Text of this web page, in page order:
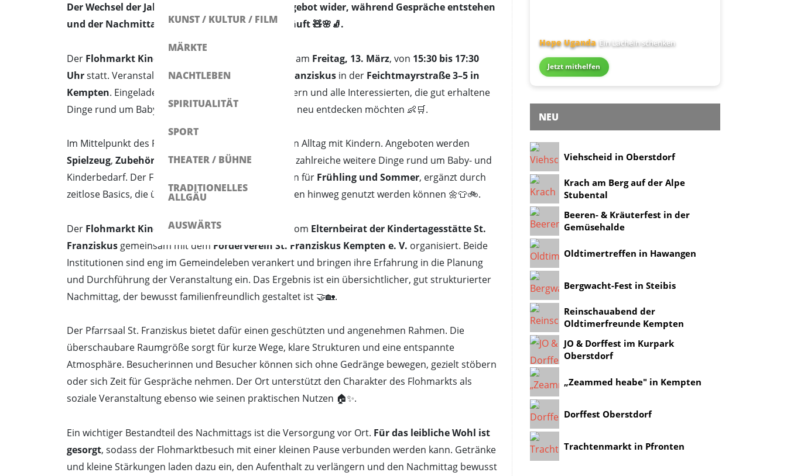
KUNST / KULTUR / FILM
MÄRKTE
NACHTLEBEN
SPIRITUALITÄT
SPORT
THEATER / BÜHNE
TRADITIONELLES
ALLGÄU
AUSWÄRTS
Der Wechsel der Jahreszeiten spiegelt sich im Angebot wider, während Gespräche entstehen
und der Nachmittag bewusst entschleunigt verläuft 🧸🌸🧦.
Der Flohmarkt Kinder Babys und Kempten findet am Freitag, 13. März, von 15:30 bis 17:30
Uhrstatt. Veranstaltungsort ist derPfarrsaal St. Franziskus in der Feichtmayrstraße 3–5 in
Kempten. Eingeladen sind Familien, Eltern, Großeltern und alle Interessierten, die gut erhaltene
Dinge rund um Babys und Kinder weitergeben oder neu entdecken möchten 👶🛒.
Im Mittelpunkt des Flohmarkts stehen Artikel für den Alltag mit Kindern. Angeboten werden
Spielzeug, Zubehör Kleidung bis Größe 164
sowie zahlreiche weitere Dinge rund um Baby- und
Kinderbedarf. Der Fokus liegt auf saisonalen Stücken für Frühling und Sommer, ergänzt durch
zeitlose Basics, die über mehrere Entwicklungsphasen hinweg genutzt werden können 🌼👕🚲.
Der Flohmarkt Kinder Babys und Kempten wird vom Elternbeirat der Kindertagesstätte St.
Franziskus gemeinsam mit dem Förderverein St. Franziskus Kempten e. V. organisiert. Beide
Institutionen sind eng im Gemeindeleben verankert und bringen ihre Erfahrung in die Planung
und Durchführung der Veranstaltung ein. Das Ergebnis ist ein übersichtlicher, gut strukturierter
Nachmittag, der bewusst familienfreundlich gestaltet ist 🤝🏡.
Der Pfarrsaal St. Franziskus bietet dafür einen geschützten und angenehmen Rahmen. Die
überschaubare Raumgröße sorgt für kurze Wege, klare Strukturen und eine entspannte
Atmosphäre. Besucherinnen und Besucher können sich ohne Gedränge bewegen, gezielt stöbern
oder sich Zeit für Gespräche nehmen. Der Ort unterstützt den Charakter des Flohmarkts als
soziale Veranstaltung ebenso wie seinen praktischen Nutzen 🏠✨.
Ein wichtiger Bestandteil des Nachmittags ist die Versorgung vor Ort. Für das leibliche Wohl ist
gesorgt, sodass der Flohmarktbesuch mit einer kleinen Pause verbunden werden kann. Getränke
und kleine Stärkungen laden dazu ein, den Aufenthalt zu verlängern und den Nachmittag bewusst
Hope Uganda Ein Lächeln schenken
Jetzt mithelfen
NEU
Viehscheid in Oberstdorf
Krach am Berg auf der Alpe
Stubental
Beeren- & Kräuterfest in der
Gemüsehalde
Oldtimertreffen in Hawangen
Bergwacht-Fest in Steibis
Reinschauabend der
Oldtimerfreunde Kempten
JO & Dorffest im Kurpark
Oberstdorf
„Zeammed heabe" in Kempten
Dorffest Oberstdorf
Trachtenmarkt in Pfronten